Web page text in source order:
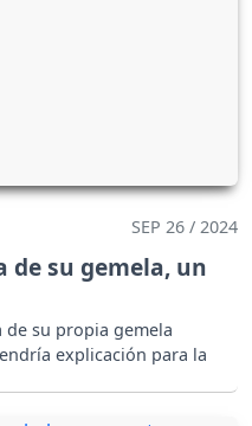
SEP 26 / 2024
de su gemela, un
de su propia gemela
explicación para la